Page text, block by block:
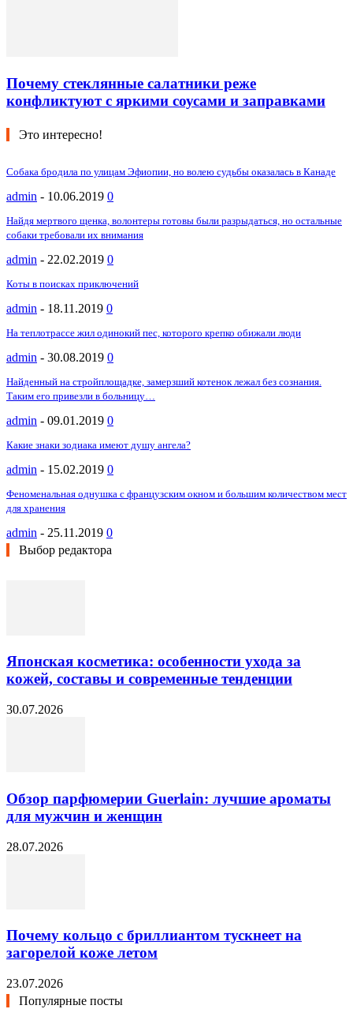
Почему стеклянные салатники реже
конфликтуют с яркими соусами и заправками
Это интересно!
Собака бродила по улицам Эфиопии, но волею судьбы оказалась в Канаде
admin - 10.06.2019 0
Найдя мертвого щенка, волонтеры готовы были разрыдаться, но остальные
собаки требовали их внимания
admin - 22.02.2019 0
Коты в поисках приключений
admin - 18.11.2019 0
На теплотрассе жил одинокий пес, которого крепко обижали люди
admin - 30.08.2019 0
Найденный на стройплощадке, замерзший котенок лежал без сознания.
Таким его привезли в больницу…
admin - 09.01.2019 0
Какие знаки зодиака имеют душу ангела?
admin - 15.02.2019 0
Феноменальная однушка с французским окном и большим количеством мест
для хранения
admin - 25.11.2019 0
Выбор редактора
Японская косметика: особенности ухода за
кожей, составы и современные тенденции
30.07.2026
Обзор парфюмерии Guerlain: лучшие ароматы
для мужчин и женщин
28.07.2026
Почему кольцо с бриллиантом тускнеет на
загорелой коже летом
23.07.2026
Популярные посты